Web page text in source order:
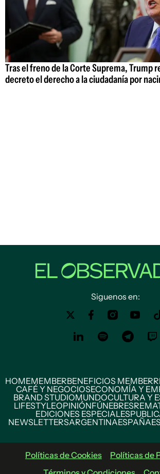
Tras el freno de la Corte Suprema, Trump
decreto el derecho a la ciudadanía por
Siguenos en:
HOMEMEMBERBENEFICIOS MEMBER
CAFÉ Y NEGOCIOSECONOMÍA Y
BRAND STUDIOMUNDOCULTURA Y
LIFESTYLEOPINIÓNFÚNEBRES
EDICIONES ESPECIALES
NEWSLETTERSARGENTINAESPAÑA
Políticas de Cookies
Políticas de